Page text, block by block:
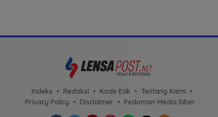
Indeks Redaksi Kode Etik
Tentang Kami
Privacy Policy
Disclaimer Pedoman Media Siber